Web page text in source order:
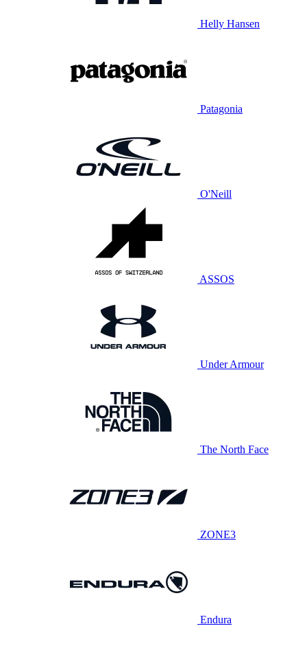
Helly Hansen
Patagonia
O'Neill
ASSOS
Under Armour
The North Face
ZONE3
Endura